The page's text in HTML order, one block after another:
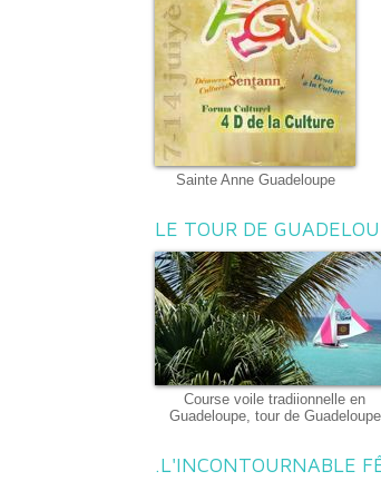
Sainte Anne Guadeloupe
LE TOUR DE
Course voile tradiionnelle en
Guadeloupe, tour de Guadeloupe
.L'INCONTOURNABLE